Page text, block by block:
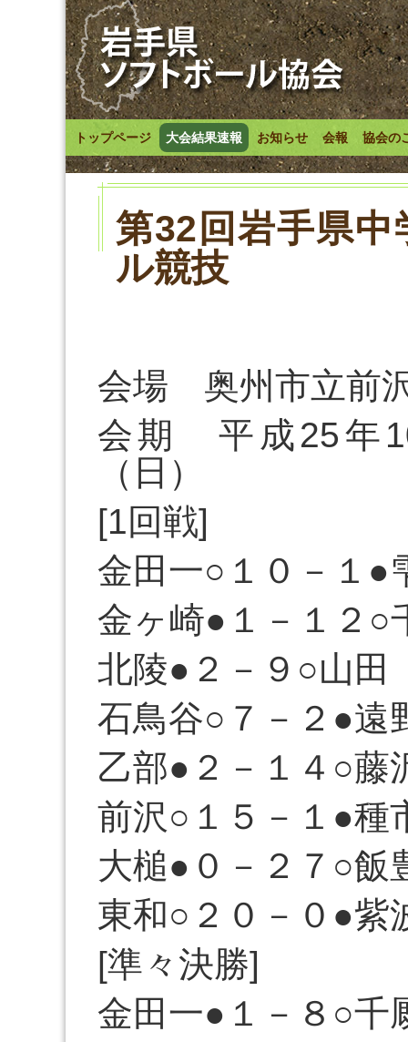
トップページ 大会結果速報 お知らせ 会報 協会の
第32回岩手県
ル競技
会場 奥州市立前
会期 平成25年
（日）
[1回戦]
金田一○１０－１●
金ヶ崎●１－１２○
北陵●２－９○山田
石鳥谷○７－２●遠
乙部●２－１４○藤
前沢○１５－１●種
大槌●０－２７○飯
東和○２０－０●紫
[準々決勝]
金田一●１－８○千